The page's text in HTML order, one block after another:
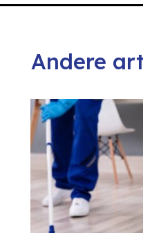
Andere